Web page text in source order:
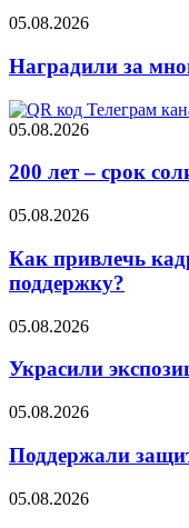
05.08.2026
Наградили за
05.08.2026
200 лет – срок
05.08.2026
Как привлечь
поддержку?
05.08.2026
Украсили
05.08.2026
Поддержали
05.08.2026